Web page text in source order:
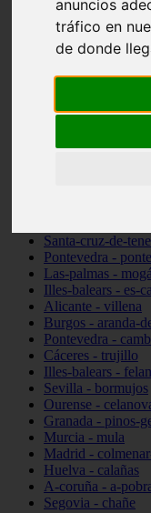
anuncios
tráfico en
de donde
Madrid - leganés
Almería -
Girona - tossa-de-
Barcelona - sant-
Alicante -
Barcelona -
Illes-balears -
Illes-balears -
Santa-cruz-de-
Pontevedra -
Las-palmas -
Illes-balears - es-
Alicante - villena
Burgos - aranda-
Pontevedra -
Cáceres - trujillo
Illes-balears -
Sevilla - bormujos
Ourense -
Granada - pinos-
Murcia - mula
Madrid -
Huelva - calañas
A-coruña - a-
Segovia - chañe